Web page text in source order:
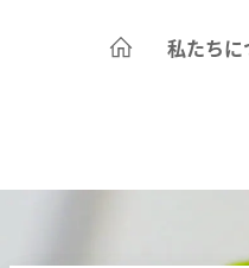
私たちに